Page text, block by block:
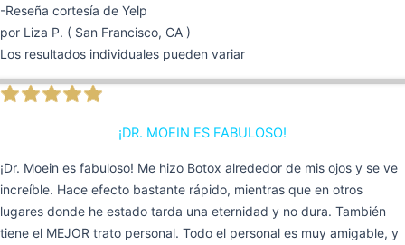
-Reseña cortesía de Yelp
por Liza P. ( San Francisco, CA )
Los resultados individuales pueden variar
¡DR. MOEIN ES FABULOSO!
¡Dr. Moein es fabuloso! Me hizo Botox alrededor de mis ojos y se ve
increíble. Hace efecto bastante rápido, mientras que en otros
lugares donde he estado tarda una eternidad y no dura. También
tiene el MEJOR trato personal. Todo el personal es muy amigable, y